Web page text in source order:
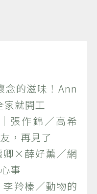
的滋味！Ann
家就開工
張作錦／高希
，再見了
×薛好薰／網
事
羚榛／動物的